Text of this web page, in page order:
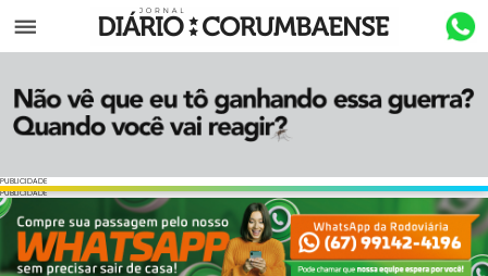
Menu
PUBLICIDADE
PUBLICIDADE